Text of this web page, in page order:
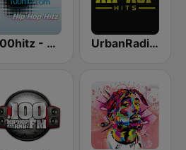
100hitz - Hip Hop Hitz UrbanRadio - Hip Hop Hits